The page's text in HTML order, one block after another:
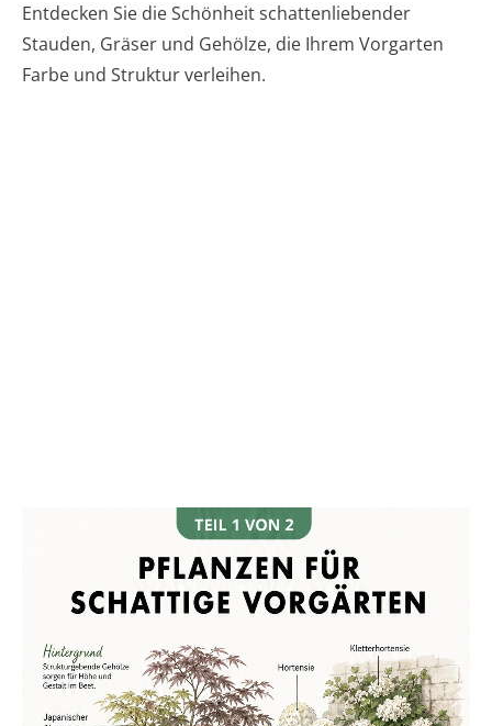
Entdecken Sie die Schönheit schattenliebender
Stauden, Gräser und Gehölze, die Ihrem Vorgarten
Farbe und Struktur verleihen.